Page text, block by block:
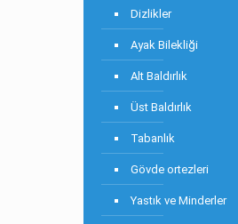
Dizlikler
Ayak Bilekliği
Alt Baldırlık
Üst Baldırlık
Tabanlık
Gövde ortezleri
Yastık ve Minderler